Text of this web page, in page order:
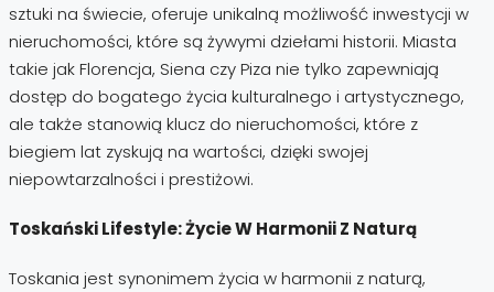
sztuki na świecie, oferuje unikalną możliwość inwestycji w
nieruchomości, które są żywymi dziełami historii. Miasta
takie jak Florencja, Siena czy Piza nie tylko zapewniają
dostęp do bogatego życia kulturalnego i artystycznego,
ale także stanowią klucz do nieruchomości, które z
biegiem lat zyskują na wartości, dzięki swojej
niepowtarzalności i prestiżowi.
Toskański Lifestyle: Życie W Harmonii Z Naturą
Toskania jest synonimem życia w harmonii z naturą,